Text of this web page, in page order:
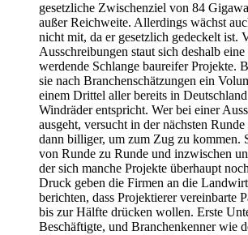
gesetzliche Zwischenziel von 84
außer Reichweite. Allerdings wächst
nicht mit, da er gesetzlich gedeckelt ist.
Ausschreibungen staut sich deshalb
werdende Schlange baureifer Projekte.
sie nach Branchenschätzungen ein
einem Drittel aller bereits in
Windräder entspricht. Wer bei einer
ausgeht, versucht in der nächsten
dann billiger, um zum Zug zu kommen.
von Runde zu Runde und inzwischen
der sich manche Projekte überhaupt
Druck geben die Firmen an die
berichten, dass Projektierer vereinbarte
bis zur Hälfte drücken wollen. Erste
Beschäftigte, und Branchenkenner wie